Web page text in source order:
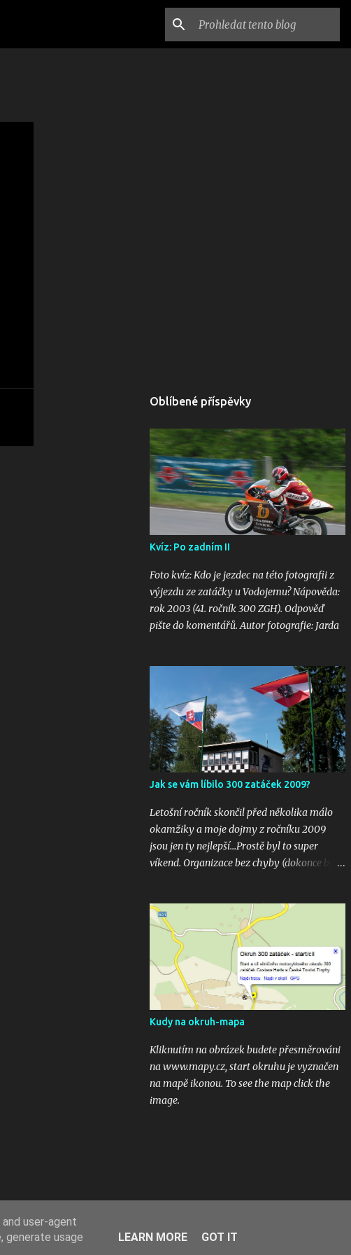
Oblíbené příspěvky
Kvíz: Po zadním II
Foto kvíz: Kdo je jezdec na této fotografii z
výjezdu ze zatáčky u Vodojemu? Nápověda:
rok 2003 (41. ročník 300 ZGH). Odpověď
pište do komentářů. Autor fotografie: Jarda
Jak se vám líbilo 300 zatáček 2009?
Letošní ročník skončil před několika málo
okamžiky a moje dojmy z ročníku 2009
jsou jen ty nejlepší...Prostě byl to super
víkend. Organizace bez chyby (dokonce bylo
žádná velká nehoda pokud vím a hlavně
překrásné souboje hned v několika
kubaturách. Máte fotky, videa ? Pošlete mi
odkaz na email 300zatacek@gmail.com a
podělte se s ostatními, budou uveřejněny na
těchto stránkých. Dík. A jak se líbily Zatáčky
vám? Pište do komentářů...
Kudy na okruh-mapa
Kliknutím na obrázek budete přesměrováni
na www.mapy.cz, start okruhu je vyznačen
na mapě ikonou. To see the map click the
image.
user-agent
generate usage
LEARN MORE GOT IT